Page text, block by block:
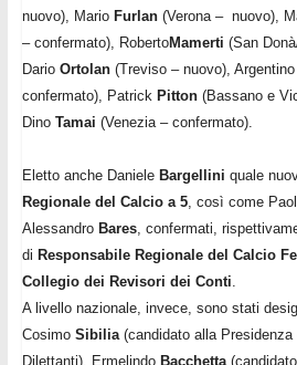
nuovo), Mario Furlan(Verona – nuovo),
– confermato), RobertoMamerti (San
Dario Ortolan (Treviso – nuovo), Argentino
confermato), Patrick Pitton (Bassano e
Dino Tamai (Venezia – confermato).
Eletto anche Daniele Bargellini quale
Regionale del Calcio a 5, così come
Alessandro Bares, confermati,
di Responsabile Regionale del Calcio
Collegio dei Revisori dei Conti.
A livello nazionale, invece, sono stati
Cosimo Sibilia (candidato alla
Dilettanti), Ermelindo Bacchetta